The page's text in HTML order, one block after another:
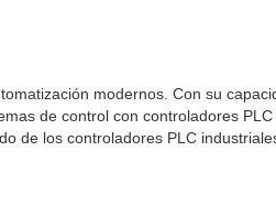
modernos. Con su
de control con controladores
de los controladores PLC